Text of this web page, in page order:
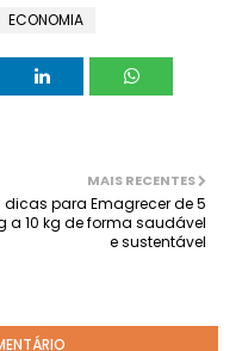
ECONOMIA
MAIS RECENTES
dicas para Emagrecer de 5
a 10 kg de forma saudável
e sustentável